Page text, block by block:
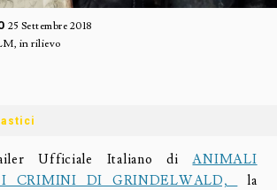
25 Settembre 2018
, in rilievo
Ufficiale Italiano diANIMALI
I CRIMINI DI GRINDELWALD,
la